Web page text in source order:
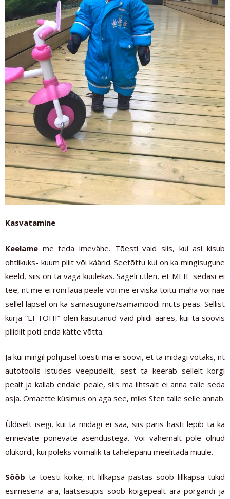
Kasvatamine
Keelame me teda imevähe. Tõesti vaid siis, kui asi kisub
ohtlikuks- kuum pliit või käärid. Seetõttu kui on ka mingisugune
keeld, siis on ta väga kuulekas. Sageli ütlen, et MEIE sedasi ei
tee, nt me ei roni laua peale või me ei viska toitu maha või näe
sellel lapsel on ka samasugune/samamoodi müts peas. Sellist
kurja “EI TOHI” olen kasutanud vaid pliidi ääres, kui ta soovis
pliidilt poti enda kätte võtta.
Ja kui mingil põhjusel tõesti ma ei soovi, et ta midagi võtaks, nt
autotoolis istudes veepudelit, sest ta keerab sellelt korgi
pealt ja kallab endale peale, siis ma lihtsalt ei anna talle seda
asja. Omaette küsimus on aga see, miks Sten talle selle annab.
Üldiselt isegi, kui ta midagi ei saa, siis päris hästi lepib ta ka
erinevate põnevate asendustega. Või vähemalt pole olnud
olukordi, kui poleks võimalik ta tähelepanu meelitada muule.
Sööb ta tõesti kõike, nt lillkapsa pastas sööb lillkapsa tükid
esimesena ära, läätsesupis sööb kõigepealt ära porgandi ja